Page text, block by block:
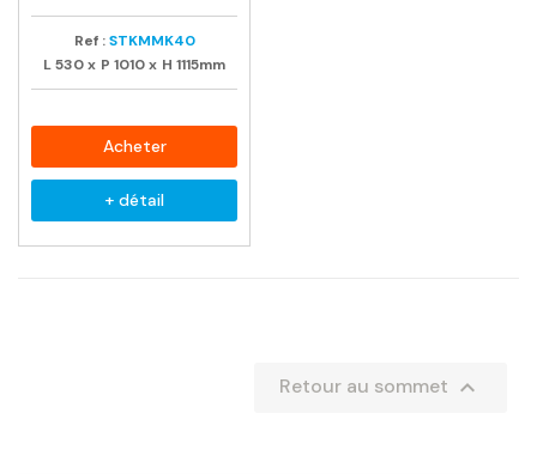
Ref : STKMMK40
L530x P 1010x H 1115mm
Acheter
+ détail
Retour au sommet 